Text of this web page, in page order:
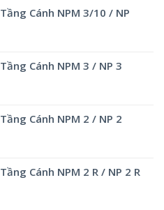
Cánh NPM 3/10 / NP
Cánh NPM 3 / NP 3
Cánh NPM 2 / NP 2
Cánh NPM 2 R / NP 2 R